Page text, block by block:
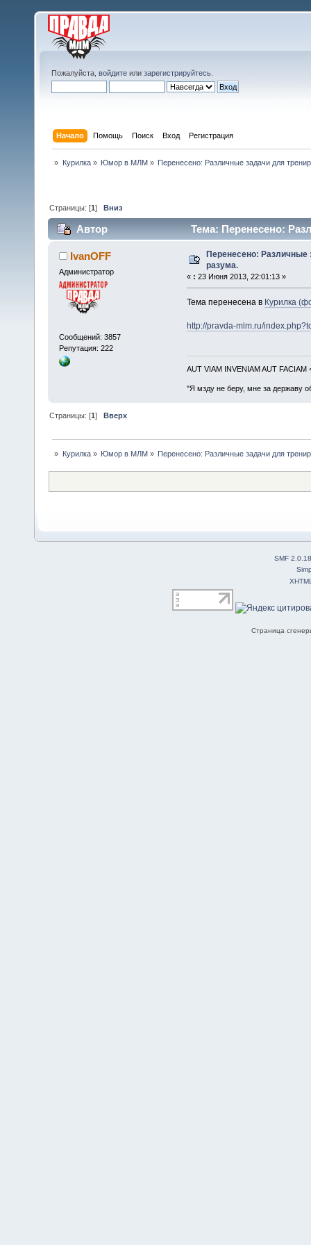
Пожалуйста, войдите или зарегистрируйтесь
Начало Помощь Поиск Вход Регистрация
» Курилка» Юмор в МЛМ » Перенесено: Различные задачи для
Страницы: [1]Вниз
Автор
Тема: Перенесено:
раз)IvanOFF
Администратор
Сообщений: 3857
Репутация: 222
Перенесено: Различные
разума.
« : 23 Июня 2013, 22:01:13 »
Тема перенесена в Курилка
http://pravda-mlm.ru/
AUT VIAM INVENIAM AUT FACIAM
"Я мзду не беру, мне за державу
Страницы: [1]Вверх
» Курилка» Юмор в МЛМ» Перенесено: Различные задачи для
SMF 2.0.18
Страница